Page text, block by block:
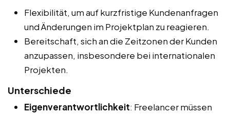
Flexibilität, um auf kurzfristige Kundenanfragen
und Änderungen im Projektplan zu reagieren.
Bereitschaft, sich an die Zeitzonen der Kunden
anzupassen, insbesondere bei internationalen
Projekten.
Unterschiede
Eigenverantwortlichkeit: Freelancer müssen